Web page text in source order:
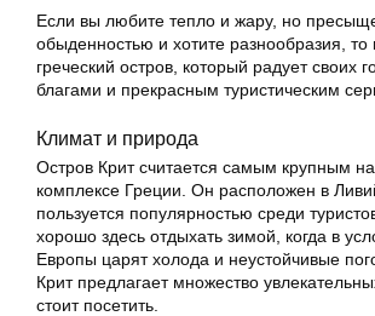
Если вы любите тепло и жару, но
обыденностью и хотите разнообразия, то
греческий остров, который радует своих
благами и прекрасным туристическим
Климат и природа
Остров Крит считается самым крупным
комплексе Греции. Он расположен в
пользуется популярностью среди
хорошо здесь отдыхать зимой, когда в
Европы царят холода и неустойчивые
Крит предлагает множество
стоит посетить.